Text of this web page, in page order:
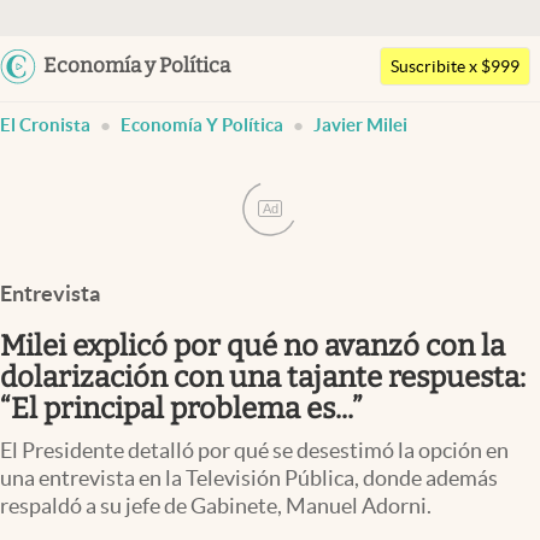
Argentina
Economía y Política
Negocios
Columnistas
Otras secciones
Apertura
Suscribite x $999
El Cronista Economía Y Política Javier Milei
Ad
Entrevista
Milei explicó por qué no avanzó con la
dolarización con una tajante respuesta:
“El principal problema es...”
El Presidente detalló por qué se desestimó la opción en
una entrevista en la Televisión Pública, donde además
respaldó a su jefe de Gabinete, Manuel Adorni.